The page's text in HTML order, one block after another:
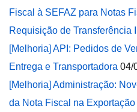
Fiscal à SEFAZ para Notas
Requisição de Transferência
[Melhoria] API: Pedidos de
Entrega e Transportadora 04/
[Melhoria] Administração:
da Nota Fiscal na